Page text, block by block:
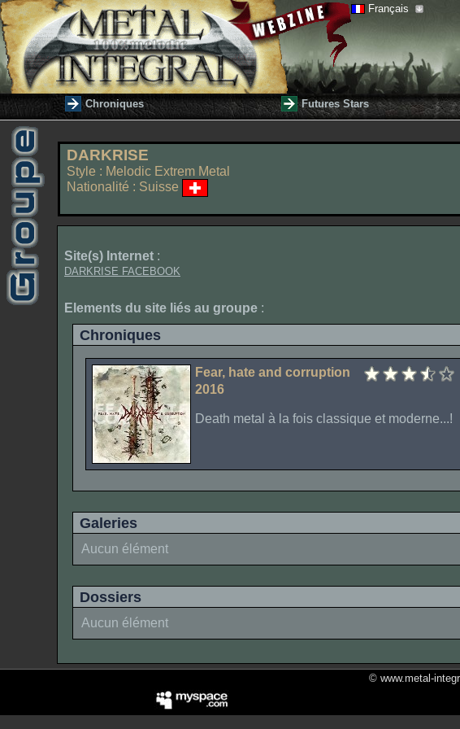
Français
Chroniques Futures Stars
DARKRISE
Style : Melodic Extrem Metal
Nationalité : Suisse
Site(s) Internet :
DARKRISE FACEBOOK
Elements du site liés au groupe :
Chroniques
Fear, hate and corruption
2016
Death metal à la fois classique et moderne...!
Galeries
Aucun élément
Dossiers
Aucun élément
© www.metal-